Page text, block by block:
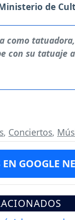
de
, Conciertos,
GOOGLE